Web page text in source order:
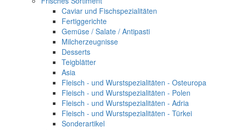
Caviar und Fischspezialitäten
Fertiggerichte
Gemüse / Salate / Antipasti
Milcherzeugnisse
Desserts
Teigblätter
Asia
Fleisch - und Wurstspezialitäten - Osteuropa
Fleisch - und Wurstspezialitäten - Polen
Fleisch - und Wurstspezialitäten - Adria
Fleisch - und Wurstspezialitäten - Türkei
Sonderartikel